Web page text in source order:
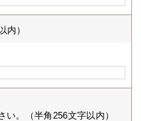
内）
。（半角256文字以内）